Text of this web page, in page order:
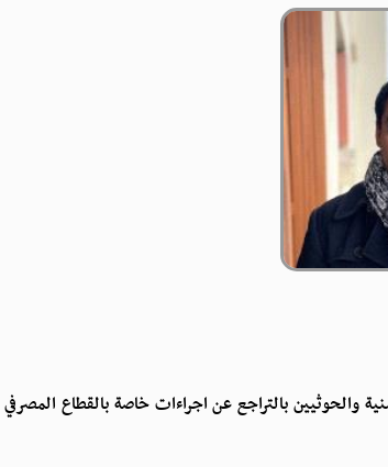
والحوثيين بالتراجع عن اجراءات خاصة بالقطاع المصرفي